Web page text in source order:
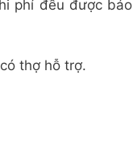
phí đều được báo
thợ hỗ trợ.